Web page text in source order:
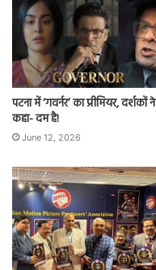
पटना में ‘गवर्नर’ का प्रीमियर, दर्शकों ने
कहा- दम है!
June 12, 2026